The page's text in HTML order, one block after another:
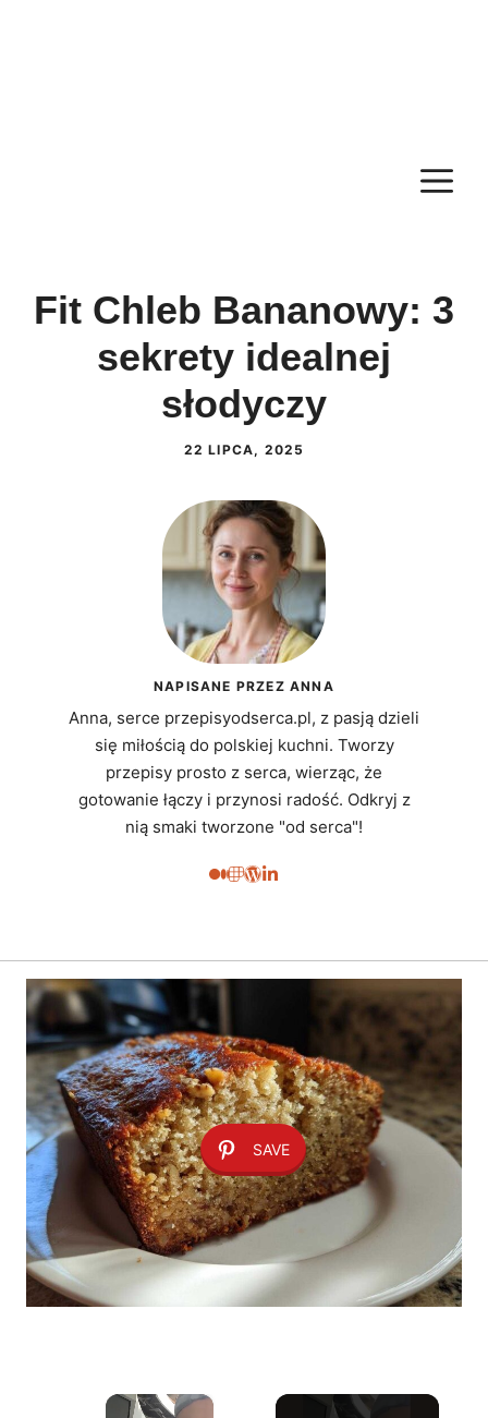
Fit Chleb Bananowy: 3
sekrety idealnej
słodyczy
22 LIPCA, 2025
NAPISANE PRZEZ ANNA
Anna, serce przepisyodserca.pl, z pasją dzieli
się miłością do polskiej kuchni. Tworzy
przepisy prosto z serca, wierząc, że
gotowanie łączy i przynosi radość. Odkryj z
nią smaki tworzone "od serca"!
SAVE
×